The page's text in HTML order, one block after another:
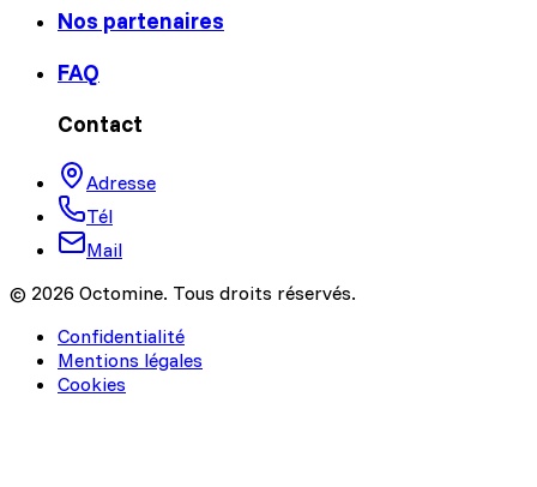
Nos partenaires
FAQ
Contact
Adresse
Tél
Mail
© 2026 Octomine. Tous droits réservés.
Confidentialité
Mentions légales
Cookies